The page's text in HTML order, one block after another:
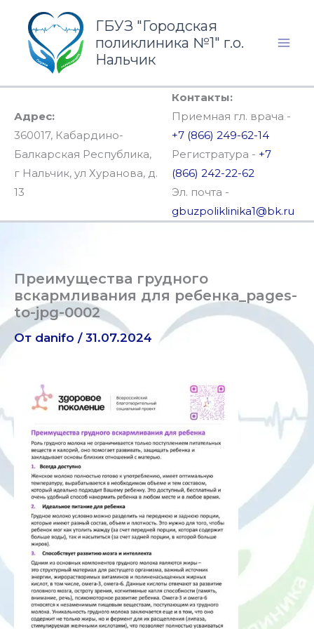
Перейти
содержимому
ГБУЗ "Городская
поликлиника №1" г.о.
Нальчик
Адрес:
360017, Кабардино-
Балкарская Республика,
г Нальчик, ул Хуранова, д.
13
Контакты:
Приемная гл. врача -
+7 (866) 249-62-14
Регистратура - +7
(866) 242-22-62
Эл. почта -
gbuzpoliklinika1@bk.ru
Преимущества грудного
вскармливания для ребенка_pages-
to-jpg-0002
От danifo / 31.07.2024